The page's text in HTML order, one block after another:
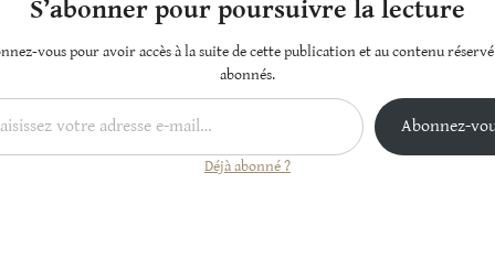
S’abonner pour poursuivre la lecture
vous pour avoir accès à la suite de cette publication et au contenu
abonnés.
Abonnez-
Déjà abonné ?